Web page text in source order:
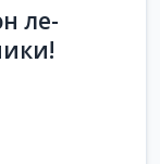
ле-